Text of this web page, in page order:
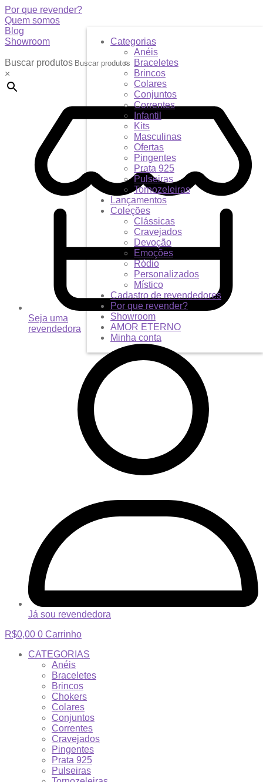
Por que revender?
Quem somos
Blog
Showroom
Buscar produtos
×
Seja uma
revendedora
Já sou revendedora
R$0,00 0 Carrinho
CATEGORIAS
Anéis
Braceletes
Brincos
Chokers
Colares
Conjuntos
Correntes
Cravejados
Pingentes
Prata 925
Pulseiras
Categorias
Anéis
Braceletes
Brincos
Colares
Conjuntos
Correntes
Infantil
Kits
Masculinas
Ofertas
Pingentes
Prata 925
Pulseiras
Tornozeleiras
Lançamentos
Coleções
Clássicas
Cravejados
Devoção
Emoções
Ródio
Personalizados
Místico
Cadastro de revendedores
Por que revender?
Showroom
AMOR ETERNO
Minha conta